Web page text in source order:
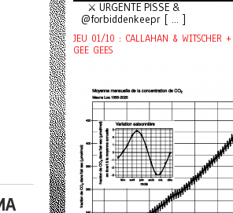
⚔️ URGENTE PISSE &
@forbiddenkeepr [ ... ]
JEU 01/10 : CALLAHAN & WITSCHER
GEE GEES